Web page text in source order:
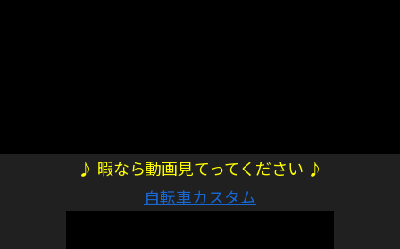
♪ 暇なら動画見てってください ♪
自転車カスタム